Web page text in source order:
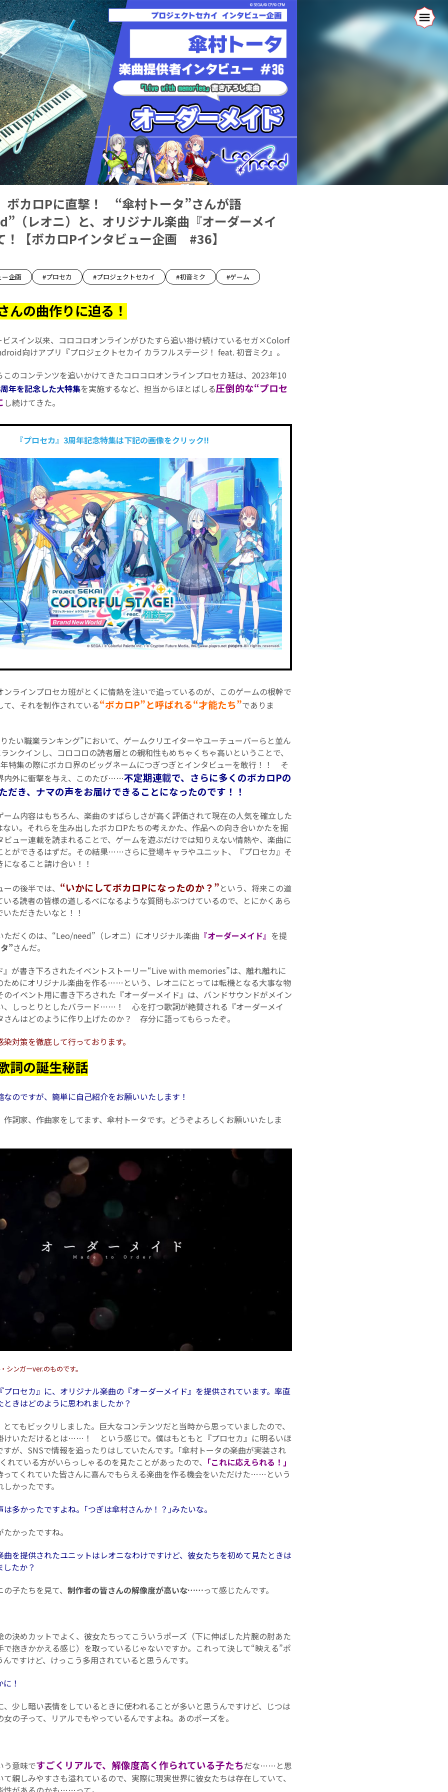
ボカロPに直撃！ “傘村トータ”さんが語
（レオニ）と、オリジナル楽曲『オーダーメイ
！【ボカロPインタビュー企画 #36】
ー企画 #プロセカ #プロジェクトセカイ #初音ミク #ゲーム
んの曲作りに迫る！
スイン以来、コロコロオンラインがひたすら追い掛け続けているセガ×Colorf
向けアプリ『プロジェクトセカイ カラフルステージ！ feat. 初音ミク』。
のコンテンツを追いかけてきたコロコロオンラインプロセカ班は、2023年10
年を記念した大特集を実施するなど、担当からほとばしる圧倒的な“プロセ
し続けてきた。
『プロセカ』3周年記念特集は下記の画像をクリック!!
ラインプロセカ班がとくに情熱を注いで追っているのが、このゲームの根幹で
、それを制作されている“ボカロP”と呼ばれる“才能たち”でありま
い職業ランキング”において、ゲームクリエイターやユーチューバーらと並ん
ンクインし、コロコロの読者層との親和性もめちゃくちゃ高いということで、
特集の際にボカロ界のビッグネームにつぎつぎとインタビューを敢行！！ そ
内外に衝撃を与え、このたび……不定期連載で、さらに多くのボカロPの
だき、ナマの声をお届けできることになったのです！！
ム内容はもちろん、楽曲のすばらしさが高く評価されて現在の人気を確立した
ない。それらを生み出したボカロPたちの考えかた、作品への向き合いかたを掘
ビュー連載を読まれることで、ゲームを遊ぶだけでは知りえない情熱や、楽曲に
とができるはずだ。その結果……さらに登場キャラやユニット、『プロセカ』そ
なること請け合い！！
の後半では、 “いかにしてボカロPになったのか？”という、将来この道
る読者の皆様の道しるべになるような質問もぶつけているので、とにかくあら
ただきたいなと！！
だくのは、“Leo/need”（レオニ）にオリジナル楽曲 『オーダーメイド』 を提
”さんだ。
が書き下ろされたイベントストーリー“Live with memories”は、離れ離れに
ためにオリジナル楽曲を作る……という、レオニにとっては転機となる大事な物
のイベント用に書き下ろされた『オーダーメイド』は、バンドサウンドがメイン
、しっとりとしたバラード……！ 心を打つ歌詞が絶賛される『オーダーメイ
さんはどのように作り上げたのか？ 存分に語ってもらったぞ。
対策を徹底して行っております。
詞の誕生秘話
なのですが、簡単に自己紹介をお願いいたします！
詞家、作曲家をしてます、傘村トータです。どうぞよろしくお願いいたしま
ンガーver.のものです。
プロセカ』に、オリジナル楽曲の『オーダーメイド』を提供されています。率直
きはどのように思われましたか？
てもビックリしました。巨大なコンテンツだと当時から思っていましたので、
けいただけるとは……！ という感じで。僕はもともと『プロセカ』に明るいほ
が、SNSで情報を追ったりはしていたんです。｢傘村トータの楽曲が実装され
れている方がいらっしゃるのを見たことがあったので、 ｢これに応えられる！｣
ってくれていた皆さんに喜んでもらえる楽曲を作る機会をいただけた……という
かったです。
は多かったですよね。｢つぎは傘村さんか！？｣みたいな。
かったですね。
曲を提供されたユニットはレオニなわけですけど、彼女たちを初めて見たときは
たか？
子たちを見て、 制作者の皆さんの解像度が高いな……って感じたんです。
決めカットでよく、彼女たちってこういうポーズ（下に伸ばした片腕の肘あた
抱きかかえる感じ）を取っているじゃないですか。これって決して“映える”ポ
ですけど、けっこう多用されていると思うんです。
に！
少し暗い表情をしているときに使われることが多いと思うんですけど、じつは
の子って、リアルでもやっているんですよね。あのポーズを。
意味ですごくリアルで、解像度高く作られている子たちだな……と思
親しみやすさも溢れているので、実際に現実世界に彼女たちは存在していて、